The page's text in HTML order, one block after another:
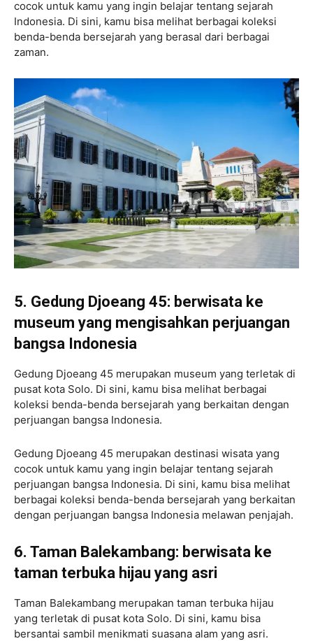
cocok untuk kamu yang ingin belajar tentang sejarah
Indonesia. Di sini, kamu bisa melihat berbagai koleksi
benda-benda bersejarah yang berasal dari berbagai
zaman.
5. Gedung Djoeang 45: berwisata ke
museum yang mengisahkan perjuangan
bangsa Indonesia
Gedung Djoeang 45 merupakan museum yang terletak di
pusat kota Solo. Di sini, kamu bisa melihat berbagai
koleksi benda-benda bersejarah yang berkaitan dengan
perjuangan bangsa Indonesia.
Gedung Djoeang 45 merupakan destinasi wisata yang
cocok untuk kamu yang ingin belajar tentang sejarah
perjuangan bangsa Indonesia. Di sini, kamu bisa melihat
berbagai koleksi benda-benda bersejarah yang berkaitan
dengan perjuangan bangsa Indonesia melawan penjajah.
6. Taman Balekambang: berwisata ke
taman terbuka hijau yang asri
Taman Balekambang merupakan taman terbuka hijau
yang terletak di pusat kota Solo. Di sini, kamu bisa
bersantai sambil menikmati suasana alam yang asri.